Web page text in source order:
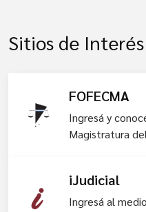
Sitios de Interés
FOFECMA
Ingresá y
Magistratura
iJudicial
Ingresá al